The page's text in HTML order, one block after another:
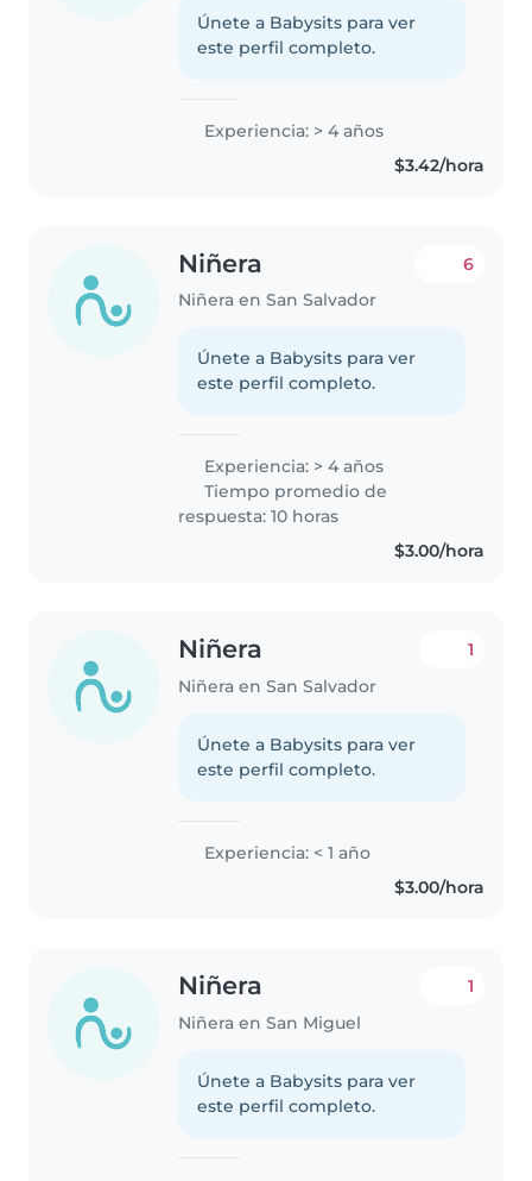
Únete a Babysits para ver
este perfil completo.
Experiencia: > 4 años
$3.42/hora
Niñera
Niñera en San Salvador
6
Únete a Babysits para ver
este perfil completo.
Experiencia: > 4 años
Tiempo promedio de
respuesta: 10 horas
$3.00/hora
Niñera
Niñera en San Salvador
1
Únete a Babysits para ver
este perfil completo.
Experiencia: < 1 año
$3.00/hora
Niñera
Niñera en San Miguel
1
Únete a Babysits para ver
este perfil completo.